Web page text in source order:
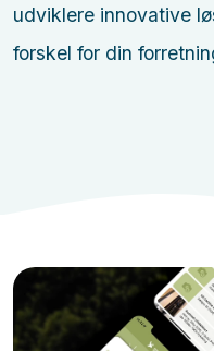
udviklere innovative
forskel for din